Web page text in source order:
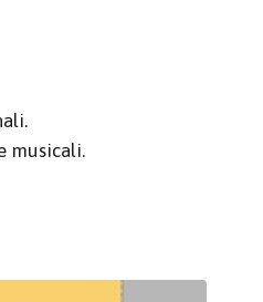
musicali.